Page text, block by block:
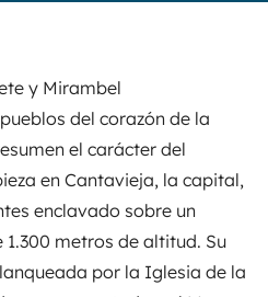
y Mirambel
del corazón de la
el carácter del
en Cantavieja, la capital,
enclavado sobre un
metros de altitud. Su
por la Iglesia de la